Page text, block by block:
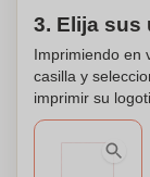
personalizado.
versátil y
Mate®.
3. Elija sus
Imprimiendo en
casilla y
imprimir su